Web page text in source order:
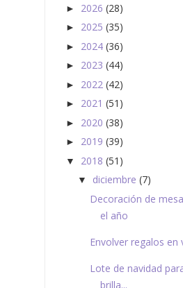
► 2026 (28)
► 2025 (35)
► 2024 (36)
► 2023 (44)
► 2022 (42)
► 2021 (51)
► 2020 (38)
► 2019 (39)
▼ 2018 (51)
▼ diciembre (7)
Decoración de
el año
Envolver regalos en
Lote de navidad
brilla...